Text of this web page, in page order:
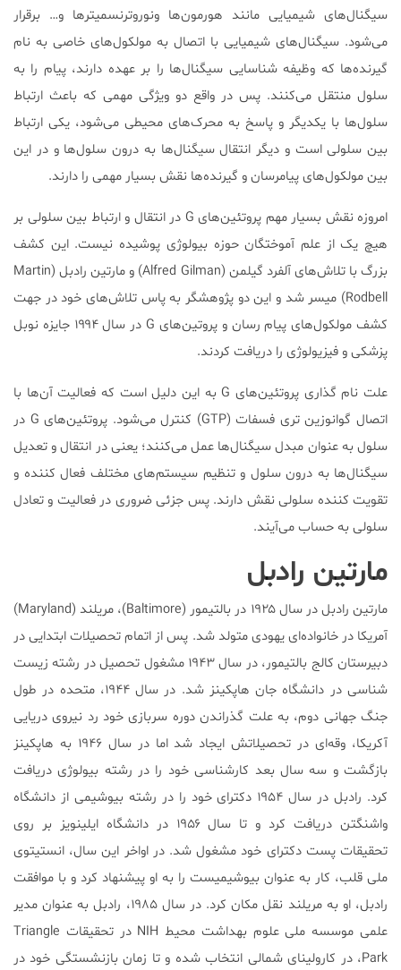
سیگنال‌های شیمیایی مانند هورمون‌ها ونوروترنسمیترها و… برقرار
می‌شود. سیگنال‌های شیمیایی با اتصال به مولکول‌های خاصی به نام
گیرنده‌ها که وظیفه شناسایی سیگنال‌ها را بر عهده دارند، پیام را به
سلول منتقل می‌کنند. پس در واقع دو ویژگی مهمی که باعث ارتباط
سلول‌ها با یکدیگر و پاسخ به محرک‌های محیطی می‌شود، یکی ارتباط
بین سلولی است و دیگر انتقال سیگنال‌ها به درون سلول‌ها و در این
بین مولکول‌های پیامرسان و گیرنده‌ها نقش بسیار مهمی را دارند.
امروزه نقش بسیار مهم پروتئین‌های G در انتقال و ارتباط بین سلولی بر
هیچ یک از علم آموختگان حوزه بیولوژی پوشیده نیست. این کشف
بزرگ با تلاش‌های آلفرد گیلمن (Alfred Gilman) و مارتین رادبل (Martin
Rodbell) میسر شد و این دو پژوهشگر به پاس تلاش‌های خود در جهت
کشف مولکول‌های پیام رسان و پروتین‌های G در سال ۱۹۹۴ جایزه نوبل
پزشکی و فیزیولوژی را دریافت کردند.
علت نام گذاری پروتئین‌های G به این دلیل است که فعالیت آن‌ها با
اتصال گوانوزین تری فسفات (GTP) کنترل می‌شود. پروتئین‌های G در
سلول به عنوان مبدل سیگنال‌ها عمل می‌کنند؛ یعنی در انتقال و تعدیل
سیگنال‌ها به درون سلول و تنظیم سیستم‌های مختلف فعال کننده و
تقویت کننده سلولی نقش دارند. پس جزئی ضروری در فعالیت و تعادل
سلولی به حساب می‌آیند.
مارتین رادبل
مارتین رادبل در سال ۱۹۲۵ در بالتیمور (Baltimore)، مریلند (Maryland)
آمریکا در خانواده‌ای یهودی متولد شد. پس از اتمام تحصیلات ابتدایی در
دبیرستان کالج بالتیمور، در سال ۱۹۴۳ مشغول تحصیل در رشته زیست
شناسی در دانشگاه جان هاپکینز شد. در سال ۱۹۴۴، متحده در طول
جنگ جهانی دوم، به علت گذراندن دوره سربازی خود رد نیروی دریایی
آکریکا، وقه‌ای در تحصیلاتش ایجاد شد اما در سال ۱۹۴۶ به هاپکینز
بازگشت و سه سال بعد کارشناسی خود را در رشته بیولوژی دریافت
کرد. رادبل در سال ۱۹۵۴ دکترای خود را در رشته بیوشیمی از دانشگاه
واشنگتن دریافت کرد و تا سال ۱۹۵۶ در دانشگاه ایلینویز بر روی
تحقیقات پست دکترای خود مشغول شد. در اواخر این سال، انستیتوی
ملی قلب، کار به عنوان بیوشیمیست را به او پیشنهاد کرد و با موافقت
رادبل، او به مریلند نقل مکان کرد. در سال ۱۹۸۵، رادبل به عنوان مدیر
علمی موسسه ملی علوم بهداشت محیط NIH در تحقیقات Triangle
Park، در کارولینای شمالی انتخاب شده و تا زمان بازنشستگی خود در